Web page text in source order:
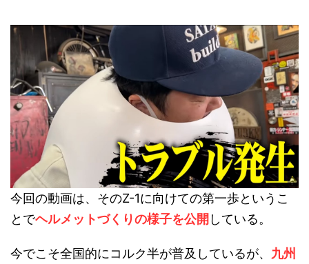
今回の動画は、そのZ-1に向けての第一歩というこ
とでヘルメットづくりの様子を公開 している。
今でこそ全国的にコルク半が普及しているが、 九州